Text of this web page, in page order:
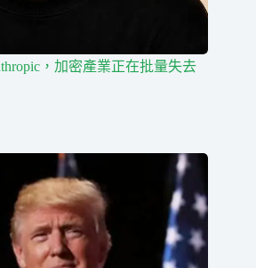
，加密產業正在批量失去